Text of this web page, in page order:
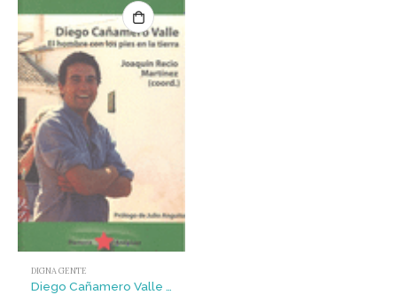
DIGNA GENTE
Diego Cañamero Valle : el hombre con los pies en la tierra